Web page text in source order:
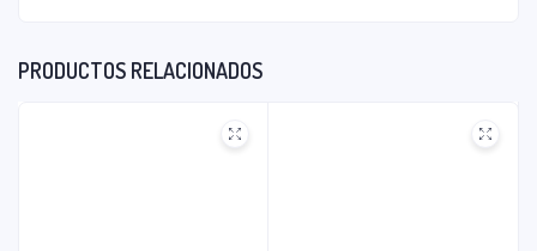
PRODUCTOS RELACIONADOS